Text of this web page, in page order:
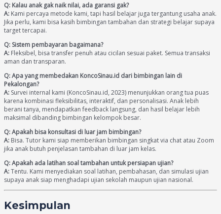
Q: Kalau anak gak naik nilai, ada garansi gak?
A: Kami percaya metode kami, tapi hasil belajar juga tergantung usaha anak.
Jika perlu, kami bisa kasih bimbingan tambahan dan strategi belajar supaya
target tercapai.
Q: Sistem pembayaran bagaimana?
A: Fleksibel, bisa transfer penuh atau cicilan sesuai paket. Semua transaksi
aman dan transparan.
Q: Apa yang membedakan KoncoSinau.id dari bimbingan lain di
Pekalongan?
A: Survei internal kami (KoncoSinau.id, 2023) menunjukkan orang tua puas
karena kombinasi fleksibilitas, interaktif, dan personalisasi. Anak lebih
berani tanya, mendapatkan feedback langsung, dan hasil belajar lebih
maksimal dibanding bimbingan kelompok besar.
Q: Apakah bisa konsultasi di luar jam bimbingan?
A: Bisa. Tutor kami siap memberikan bimbingan singkat via chat atau Zoom
jika anak butuh penjelasan tambahan di luar jam kelas.
Q: Apakah ada latihan soal tambahan untuk persiapan ujian?
A:Tentu. Kami menyediakan soal latihan, pembahasan, dan simulasi ujian
supaya anak siap menghadapi ujian sekolah maupun ujian nasional.
Kesimpulan